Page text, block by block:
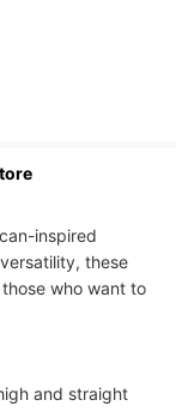
lavare a secco
inspired
these
who want to
and straight